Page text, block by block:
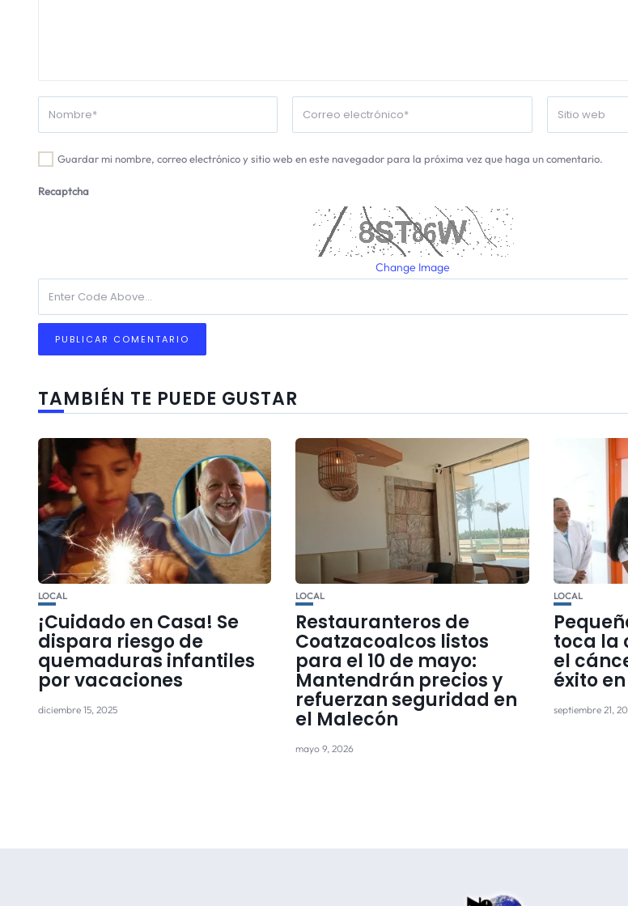
Guardar mi nombre, correo electrónico y sitio web en este navegador para la próxima vez que haga un comentario.
Recaptcha
Change Image
TAMBIÉN TE PUEDE GUSTAR
LOCAL
¡Cuidado en Casa! Se
dispara riesgo de
quemaduras infantiles
por vacaciones
diciembre 15, 2025
LOCAL
Restauranteros de
Coatzacoalcos listos
para el 10 de mayo:
Mantendrán precios y
refuerzan seguridad en
el Malecón
mayo 9, 2026
LOCAL
toca la
el
éxito
septiembre 21,